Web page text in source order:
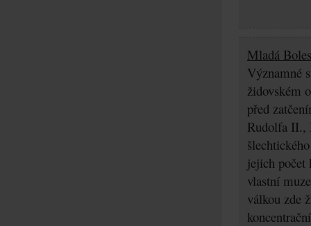
Mladá
Významné
židovském
před
Rudolfa II.,
jejich počet
vlastní
válkou zde